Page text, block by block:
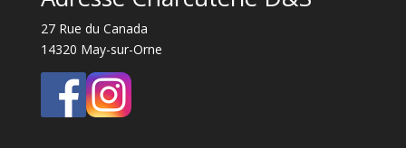
27 Rue du Canada
14320 May-sur-Orne